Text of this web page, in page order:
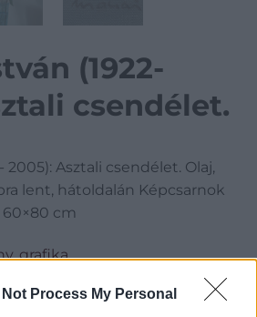
Not Process My Personal
(1922-
csendélet.
2005): Asztali csendélet. Olaj,
lent, hátoldalán Képcsarnok
cm
grafika